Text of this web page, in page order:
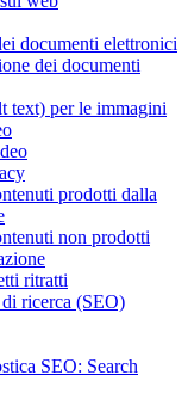
documenti elettronici
dei documenti
text) per le immagini
prodotti dalla
non prodotti
ritratti
ricerca (SEO)
SEO: Search